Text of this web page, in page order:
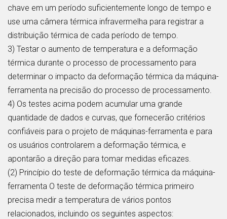
chave em um período suficientemente longo de tempo e
use uma câmera térmica infravermelha para registrar a
distribuição térmica de cada período de tempo.
3) Testar o aumento de temperatura e a deformação
térmica durante o processo de processamento para
determinar o impacto da deformação térmica da máquina-
ferramenta na precisão do processo de processamento.
4) Os testes acima podem acumular uma grande
quantidade de dados e curvas, que fornecerão critérios
confiáveis para o projeto de máquinas-ferramenta e para
os usuários controlarem a deformação térmica, e
apontarão a direção para tomar medidas eficazes.
(2) Princípio do teste de deformação térmica da máquina-
ferramenta O teste de deformação térmica primeiro
precisa medir a temperatura de vários pontos
relacionados, incluindo os seguintes aspectos: